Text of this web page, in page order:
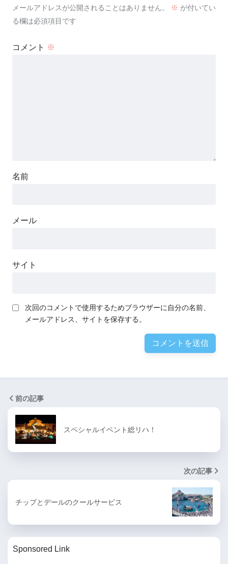
メールアドレスが公開されることはありません。 ※ が付いてい
る欄は必須項目です
コメント ※
名前
メール
サイト
次回のコメントで使用するためブラウザーに自分の名前、
メールアドレス、サイトを保存する。
前の記事
スペシャルイベント総リハ！
次の記事
チップとデールのクールサービス
Sponsored Link